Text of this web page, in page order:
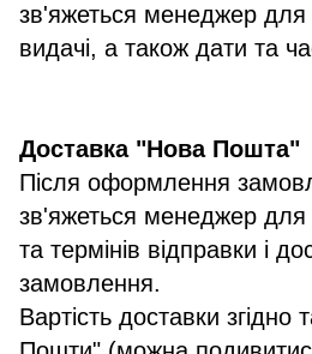
зв'яжеться менеджер для
видачі, а також дати та
Доставка "Нова Пошта"
Після оформлення
зв'яжеться менеджер для
та термінів відправки і
замовлення.
Вартість доставки згідно